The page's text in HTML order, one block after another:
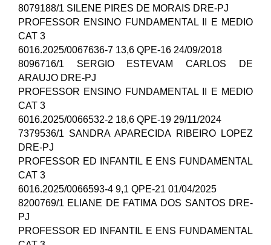
8079188/1 SILENE PIRES DE MORAIS DRE-PJ
PROFESSOR ENSINO FUNDAMENTAL II E MEDIO
CAT 3
6016.2025/0067636-7 13,6 QPE-16 24/09/2018
8096716/1 SERGIO ESTEVAM CARLOS DE
ARAUJO DRE-PJ
PROFESSOR ENSINO FUNDAMENTAL II E MEDIO
CAT 3
6016.2025/0066532-2 18,6 QPE-19 29/11/2024
7379536/1 SANDRA APARECIDA RIBEIRO LOPEZ
DRE-PJ
PROFESSOR ED INFANTIL E ENS FUNDAMENTAL
CAT 3
6016.2025/0066593-4 9,1 QPE-21 01/04/2025
8200769/1 ELIANE DE FATIMA DOS SANTOS DRE-
PJ
PROFESSOR ED INFANTIL E ENS FUNDAMENTAL